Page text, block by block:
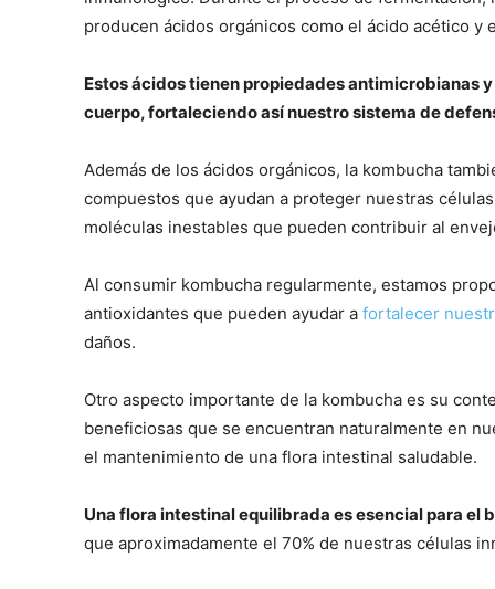
producen ácidos orgánicos como el ácido acético y
Estos ácidos tienen propiedades antimicrobianas
cuerpo, fortaleciendo así nuestro sistema de
Además de los ácidos orgánicos, la kombucha
compuestos que ayudan a proteger nuestras
moléculas inestables que pueden contribuir al
Al consumir kombucha regularmente, estamos
antioxidantes que pueden ayudar a fortalecer
daños.
Otro aspecto importante de la kombucha es su
beneficiosas que se encuentran naturalmente en
el mantenimiento de una flora intestinal saludable.
Una flora intestinal equilibrada es esencial para
que aproximadamente el 70% de nuestras células